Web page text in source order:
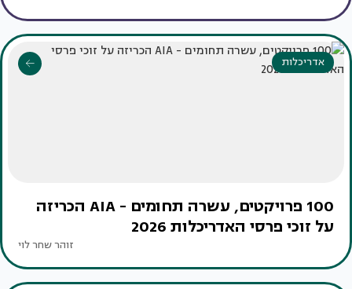
אדריכלות
100 פרויקטים, עשרה תחומים - AIA הכריזה
על זוכי פרסי האדריכלות 2026
זוהר שחר לוי